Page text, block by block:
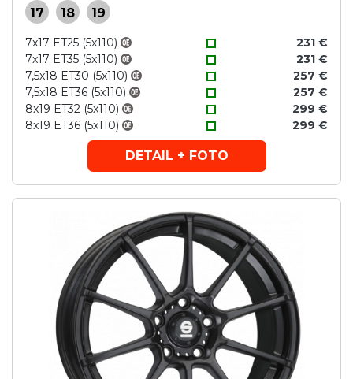
17 18 19
7x17 ET25 (5x110)
231 €
7x17 ET35 (5x110)
231 €
7,5x18 ET30 (5x110)
257 €
7,5x18 ET36 (5x110)
257 €
8x19 ET32 (5x110)
299 €
8x19 ET36 (5x110)
299 €
DETAIL + FOTO